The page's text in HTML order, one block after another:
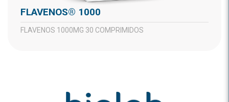
FLAVENOS® 1000
FLAVENOS 1000MG 30 COMPRIMIDOS